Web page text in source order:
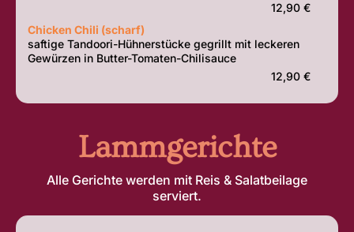
12,90 €
Chicken Chili (scharf)
saftige Tandoori-Hühnerstücke gegrillt mit leckeren
Gewürzen in Butter-Tomaten-Chilisauce
12,90 €
Lammgerichte
Alle Gerichte werden mit Reis & Salatbeilage
serviert.